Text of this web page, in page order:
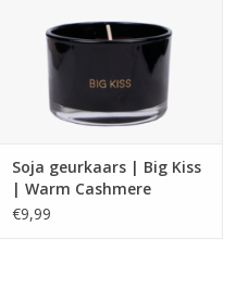
Soja geurkaars | Big Kiss
| Warm Cashmere
€9,99